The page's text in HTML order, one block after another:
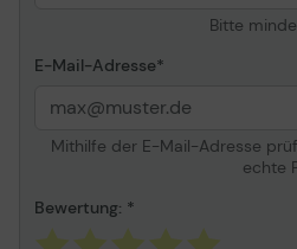
Bitte
E-Mail-Adresse
Mithilfe der E-Mail-Adresse
echte
Bewertung: